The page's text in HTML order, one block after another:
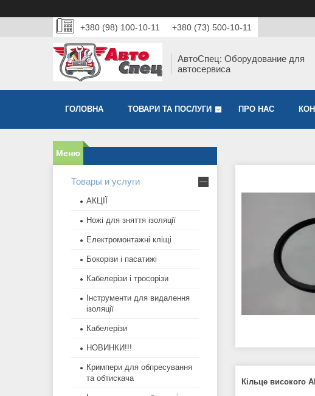
+380 (98) 100-10-11 +380 (73) 500-10-11
АвтоСпец: Оборудование для
автосервиса
ГОЛОВНА ТОВАРИ ТА ПОСЛУГИ ПРО НАС
Кільце високого
Товары и услуги
АКЦІЇ
Ножі для зняття ізоляції
Електромонтажні кліщі
Бокорізи і пасатижі
Кабелерізи і тросорізи
Інструменти для видалення
ізоляції
Кабелерізи
НОВИНКИ!!!
Кримпери для обпресування
та обтискача